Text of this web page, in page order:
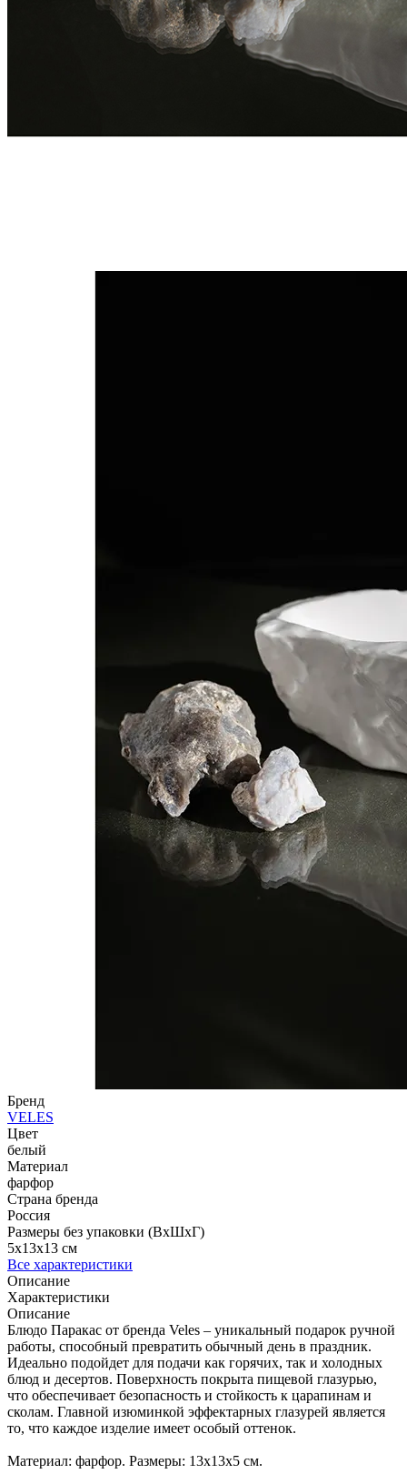
Бренд
VELES
Цвет
белый
Материал
фарфор
Страна бренда
Россия
Размеры без упаковки (ВхШхГ)
5x13x13 см
Все характеристики
Описание
Характеристики
Описание
Блюдо Паракас от бренда Veles – уникальный подарок ручной
работы, способный превратить обычный день в праздник.
Идеально подойдет для подачи как горячих, так и холодных
блюд и десертов. Поверхность покрыта пищевой глазурью,
что обеспечивает безопасность и стойкость к царапинам и
сколам. Главной изюминкой эффектарных глазурей является
то, что каждое изделие имеет особый оттенок.
Материал: фарфор. Размеры: 13х13х5 см.